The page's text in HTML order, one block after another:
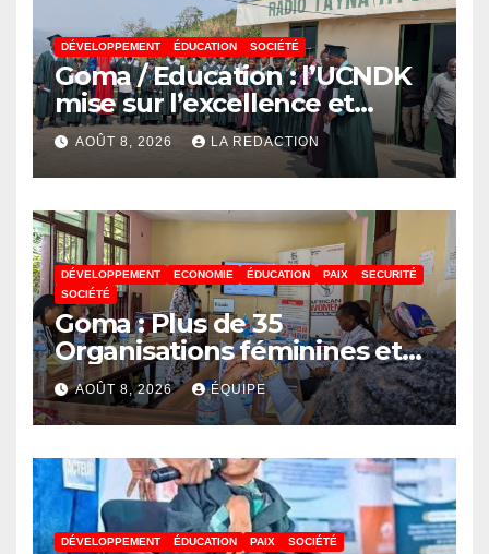
DÉVELOPPEMENT ÉDUCATION SOCIÉTÉ
Goma / Education : l’UCNDK
mise sur l’excellence et
l’employabilité des jeunes
AOÛT 8, 2026 LA REDACTION
DÉVELOPPEMENT ECONOMIE ÉDUCATION PAIX
SECURITÉ
SOCIÉTÉ
Goma : Plus de 35
Organisations féminines et
associations des jeunes
réunies pour parler paix
AOÛT 8, 2026 ÉQUIPE
DÉVELOPPEMENT ÉDUCATION PAIX SOCIÉTÉ